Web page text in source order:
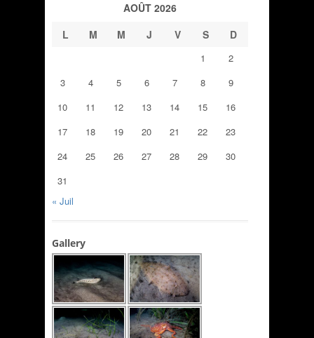
AOÛT 2026
L
M M J V S D
1
2
3
4 5 6 7 8
9
10
11 12 13 14 15
16
17
18 19 20 21 22
23
24
25 26 27 28 29
30
31
« Juil
Gallery